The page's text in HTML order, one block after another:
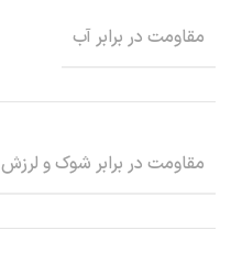
مقاومت در برابر آب
مقاومت در برابر شوک و لرزش